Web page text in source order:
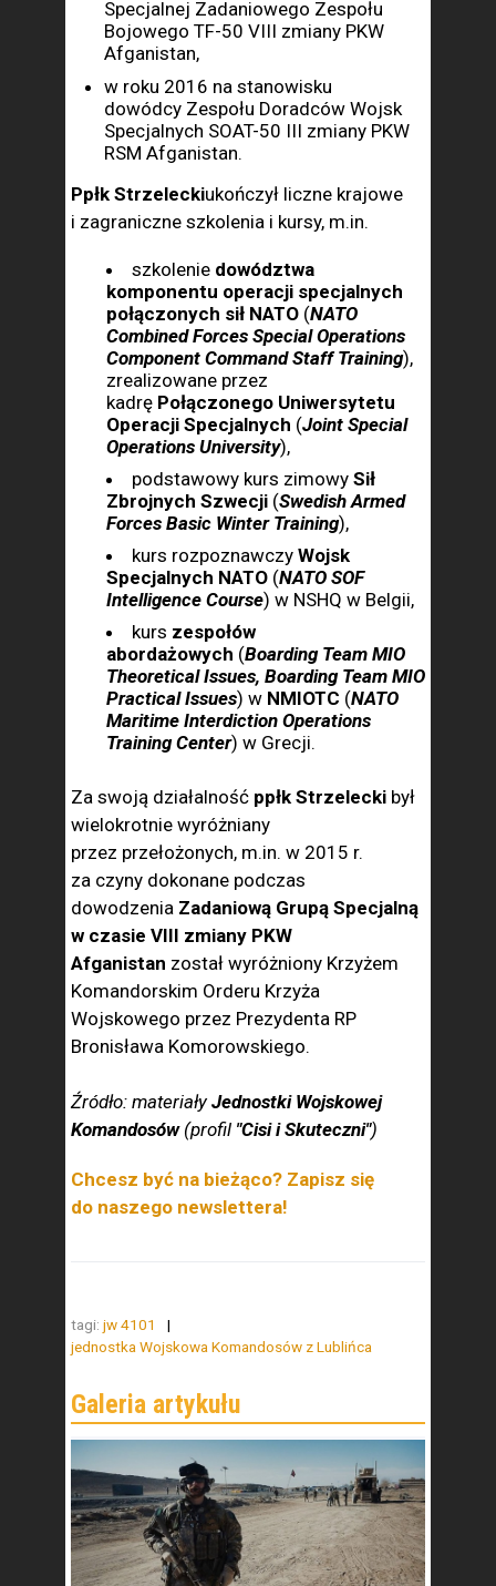
Specjalnej Zadaniowego Zespołu
Bojowego TF-50 VIII zmiany PKW
Afganistan,
w roku 2016 na stanowisku
dowódcy Zespołu Doradców Wojsk
Specjalnych SOAT-50 III zmiany PKW
RSM Afganistan.
Ppłk Strzeleckiukończył liczne krajowe
i zagraniczne szkolenia i kursy, m.in.
szkolenie dowództwa
komponentu operacji specjalnych
połączonych sił NATO (NATO
Combined Forces Special Operations
Component Command Staff Training),
zrealizowane przez
kadrę Połączonego Uniwersytetu
Operacji Specjalnych (Joint Special
Operations University),
podstawowy kurs zimowy Sił
Zbrojnych Szwecji (Swedish Armed
Forces Basic Winter Training),
kurs rozpoznawczy Wojsk
Specjalnych NATO (NATO SOF
Intelligence Course) w NSHQ w Belgii,
kurs zespołów
abordażowych (Boarding Team MIO
Theoretical Issues, Boarding Team MIO
Practical Issues) w NMIOTC (NATO
Maritime Interdiction Operations
Training Center) w Grecji.
Za swoją działalność ppłk Strzelecki był
wielokrotnie wyróżniany
przez przełożonych, m.in. w 2015 r.
za czyny dokonane podczas
dowodzenia Zadaniową Grupą Specjalną
w czasie VIII zmiany PKW
Afganistan został wyróżniony Krzyżem
Komandorskim Orderu Krzyża
Wojskowego przez Prezydenta RP
Bronisława Komorowskiego.
Źródło: materiałyJednostki Wojskowej
Komandosów(profil "Cisi i Skuteczni")
Chcesz być na bieżąco? Zapisz się
do naszego newslettera!
tagi: jw 4101
jednostka Wojskowa Komandosów z Lublińca